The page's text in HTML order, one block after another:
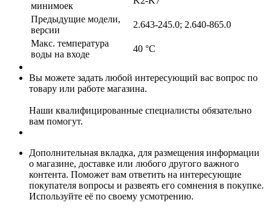
минимоек
Предыдущие модели,
версии
2.643-245.0; 2.640-865.0
Макс. температура
воды на входе
40 °С
Вы можете задать любой интересующий вас вопрос по
товару или работе магазина.
Наши квалифицированные специалисты обязательно
вам помогут.
Дополнительная вкладка, для размещения информации
о магазине, доставке или любого другого важного
контента. Поможет вам ответить на интересующие
покупателя вопросы и развеять его сомнения в покупке.
Используйте её по своему усмотрению.